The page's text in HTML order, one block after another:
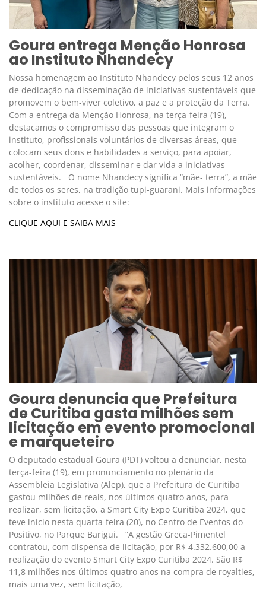
Goura entrega Menção Honrosa
ao Instituto Nhandecy
Nossa homenagem ao Instituto Nhandecy pelos seus 12 anos
de dedicação na disseminação de iniciativas sustentáveis que
promovem o bem-viver coletivo, a paz e a proteção da Terra.
Com a entrega da Menção Honrosa, na terça-feira (19),
destacamos o compromisso das pessoas que integram o
instituto, profissionais voluntários de diversas áreas, que
colocam seus dons e habilidades a serviço, para apoiar,
acolher, coordenar, disseminar e dar vida a iniciativas
sustentáveis. O nome Nhandecy significa “mãe- terra”, a mãe
de todos os seres, na tradição tupi-guarani. Mais informações
sobre o instituto acesse o site:
CLIQUE AQUI E SAIBA MAIS
Goura denuncia que Prefeitura
de Curitiba gasta milhões sem
licitação em evento promocional
e marqueteiro
O deputado estadual Goura (PDT) voltou a denunciar, nesta
terça-feira (19), em pronunciamento no plenário da
Assembleia Legislativa (Alep), que a Prefeitura de Curitiba
gastou milhões de reais, nos últimos quatro anos, para
realizar, sem licitação, a Smart City Expo Curitiba 2024, que
teve início nesta quarta-feira (20), no Centro de Eventos do
Positivo, no Parque Barigui. “A gestão Greca-Pimentel
contratou, com dispensa de licitação, por R$ 4.332.600,00 a
realização do evento Smart City Expo Curitiba 2024. São R$
11,8 milhões nos últimos quatro anos na compra de royalties,
mais uma vez, sem licitação,